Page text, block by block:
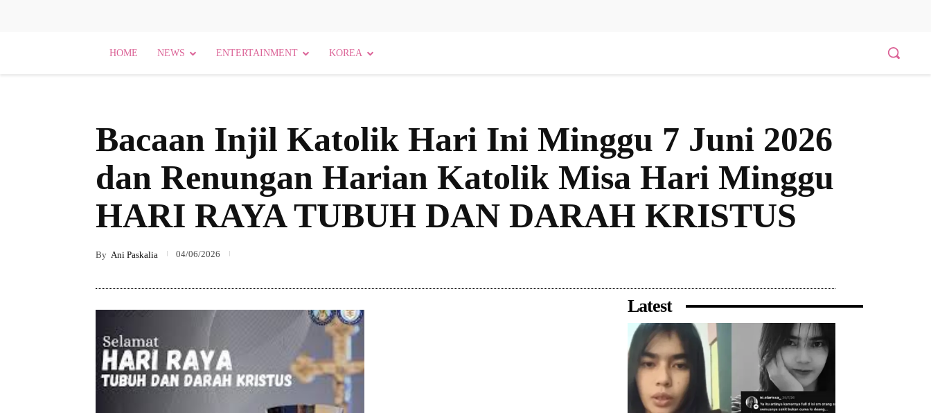
HOME NEWS ENTERTAINMENT KOREA
Bacaan Injil Katolik Hari Ini Minggu 7 Juni 2026
dan Renungan Harian Katolik Misa Hari Minggu
HARI RAYA TUBUH DAN DARAH KRISTUS
By Ani Paskalia 04/06/2026
Latest